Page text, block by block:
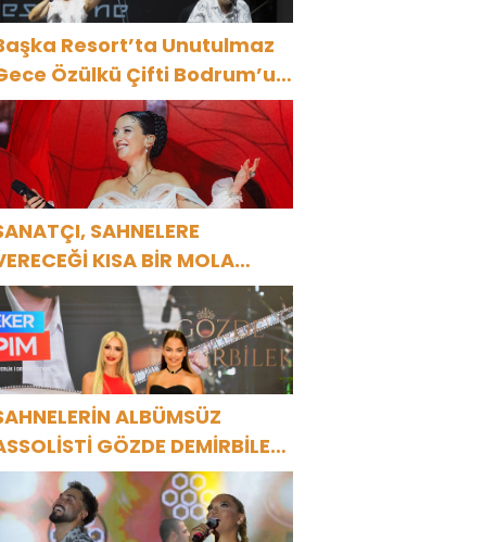
Resort’ta Unutulmaz
Çifti Bodrum’u
SAHNELERE
KISA BİR MOLA
13 AĞUSTOS’TA SON
HARBİYE’DE OLACAK!
ALBÜMSÜZ
GÖZDE DEMİRBİLEK,
MAGAZİN’DE: “SON
OLARAK VAR
OLACAĞIM!”